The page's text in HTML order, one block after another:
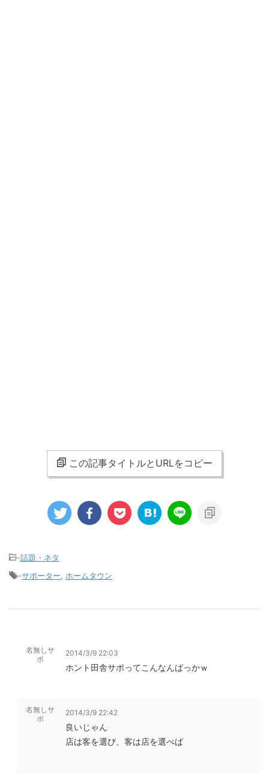
この記事タイトルとURLをコピー
-話題・ネタ
-サポーター ホームタウン
名無しサ
ポ
2014/3/9 22:03
ホント田舎サポってこんなんばっかｗ
名無しサ
ポ
2014/3/9 22:42
良いじゃん
店は客を選び、客は店を選べば